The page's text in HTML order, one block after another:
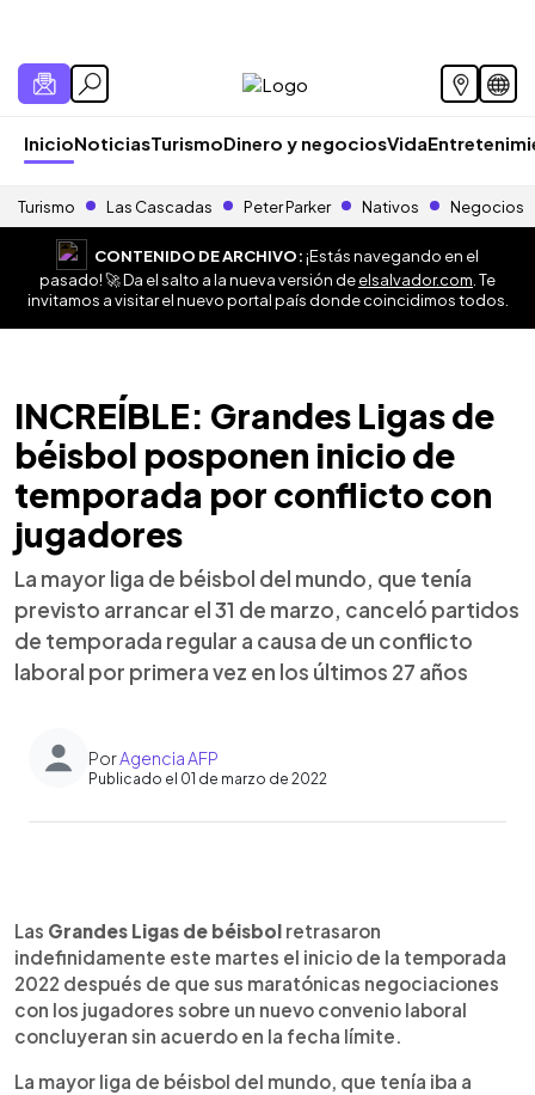
InicioNoticiasTurismoDinero y negociosVida
Turismo Las Cascadas Peter Parker Nativos Negocios
CONTENIDO DE ARCHIVO:¡Estás navegando en el
pasado! 🚀 Da el salto a la nueva versión deelsalvador.com . Te
invitamos a visitar el nuevo portal país donde coincidimos todos.
INCREÍBLE: Grandes Ligas de
béisbol posponen inicio de
temporada por conflicto con
jugadores
La mayor liga de béisbol del mundo, que tenía
previsto arrancar el 31 de marzo, canceló partidos
de temporada regular a causa de un conflicto
laboral por primera vez en los últimos 27 años
PorAgencia AFP
Publicado el 01 de marzo de 2022
Escuchar artículo
Las Grandes Ligas de béisbol retrasaron
indefinidamente este martes el inicio de la temporada
2022 después de que sus maratónicas negociaciones
con los jugadores sobre un nuevo convenio laboral
concluyeran sin acuerdo en la fecha límite.
La mayor liga de béisbol del mundo, que tenía iba a